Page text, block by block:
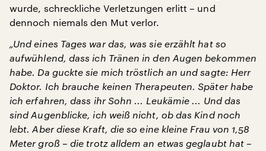
wurde, schreckliche Verletzungen erlitt – und
dennoch niemals den Mut verlor.
„Und eines Tages war das, was sie erzählt hat so
aufwühlend, dass ich Tränen in den Augen bekommen
habe. Da guckte sie mich tröstlich an und sagte: Herr
Doktor. Ich brauche keinen Therapeuten. Später habe
ich erfahren, dass ihr Sohn ... Leukämie ... Und das
sind Augenblicke, ich weiß nicht, ob das Kind noch
lebt. Aber diese Kraft, die so eine kleine Frau von 1,58
Meter groß – die trotz alldem an etwas geglaubt hat –